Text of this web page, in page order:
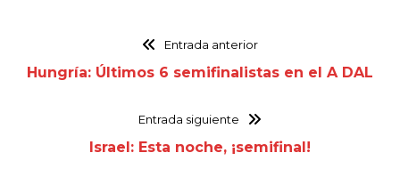
Entrada anterior
Hungría: Últimos 6 semifinalistas en el A DAL
Entrada siguiente
Israel: Esta noche, ¡semifinal!